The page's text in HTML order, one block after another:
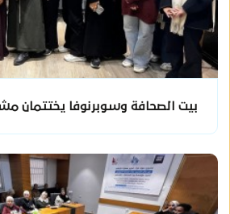
بيت الصحافة وسوبرنوفا يختتمان